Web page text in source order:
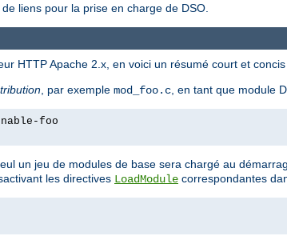
liens pour la prise en charge de DSO.
HTTP Apache 2.x, en voici un résumé court et concis
, par exemple mod_foo.c , en tant que module
foo
un jeu de modules de base sera chargé au
les directives LoadModule correspondantes